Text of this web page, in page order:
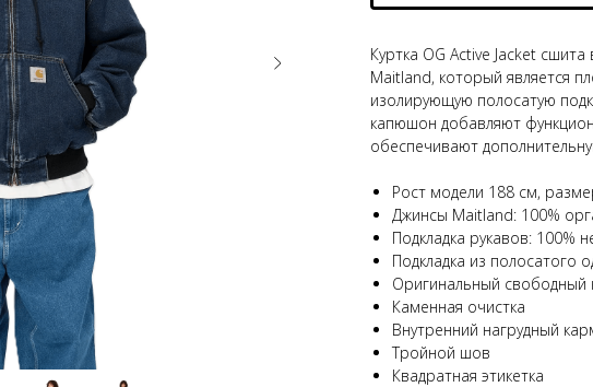
Куртка OG Active Jacket
Maitland, который является
изолирующую полосатую
капюшон добавляют
обеспечивают
Рост модели 188 см,
Джинсы Maitland: 100%
Подкладка рукавов: 100%
Подкладка из полосатого
Оригинальный свободный
Каменная очистка
Внутренний нагрудный
Тройной шов
Квадратная этикетка